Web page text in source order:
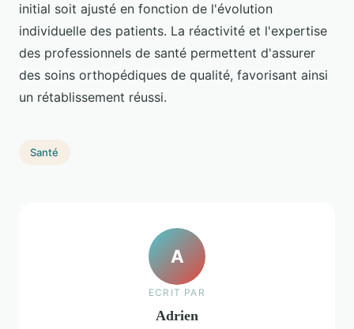
initial soit ajusté en fonction de l'évolution
individuelle des patients. La réactivité et l'expertise
des professionnels de santé permettent d'assurer
des soins orthopédiques de qualité, favorisant ainsi
un rétablissement réussi.
Santé
A
ECRIT PAR
Adrien